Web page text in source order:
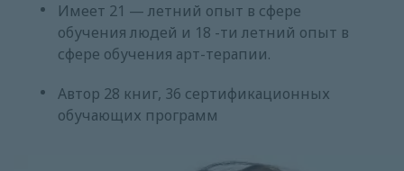
Имеет 21 — летний опыт в сфере
обучения людей и 18 -ти летний опыт в
сфере обучения арт-терапии.
Автор 28 книг, 36 сертификационных
обучающих программ